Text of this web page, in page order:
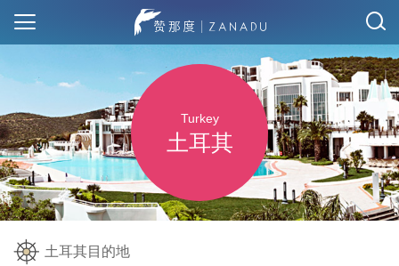
Turkey
土耳其
土耳其目的地